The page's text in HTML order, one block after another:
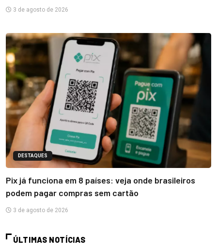
3 de agosto de 2026
DESTAQUES
Pix já funciona em 8 países: veja onde brasileiros
podem pagar compras sem cartão
3 de agosto de 2026
ÚLTIMAS NOTÍCIAS